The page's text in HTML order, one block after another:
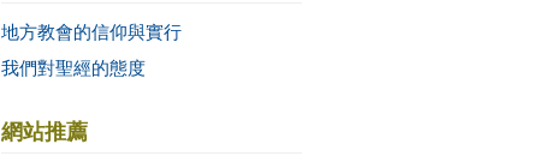
地方教會的信仰與實行
我們對聖經的態度
網站推薦